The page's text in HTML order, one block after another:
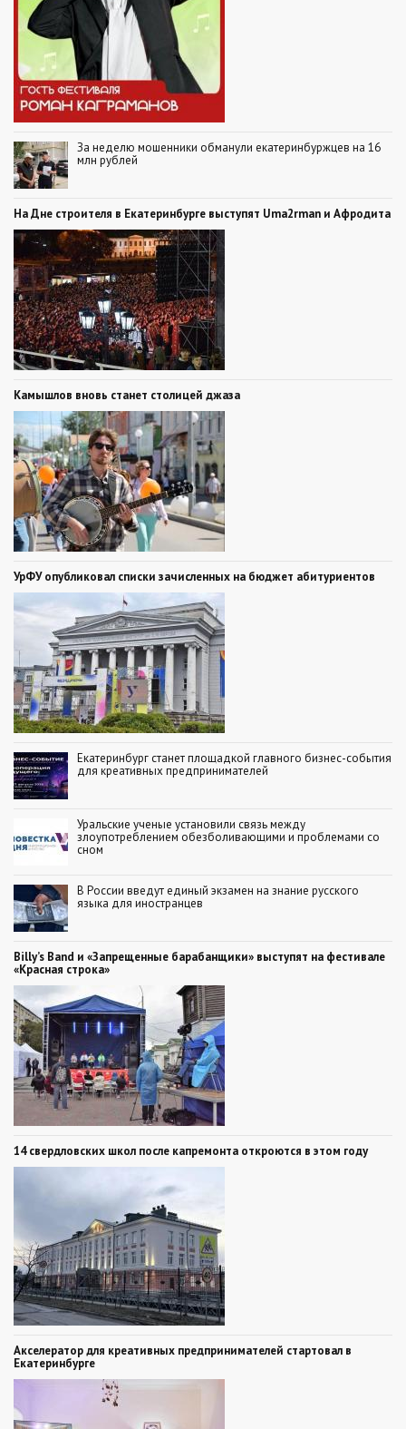
За неделю мошенники обманули екатеринбуржцев на 16
млн рублей
На Дне строителя в Екатеринбурге выступят Uma2rman и Афродита
Камышлов вновь станет столицей джаза
УрФУ опубликовал списки зачисленных на бюджет абитуриентов
Екатеринбург станет площадкой главного бизнес-события
для креативных предпринимателей
Уральские ученые установили связь между
злоупотреблением обезболивающими и проблемами со
сном
В России введут единый экзамен на знание русского
языка для иностранцев
Billy’s Band и «Запрещенные барабанщики» выступят на фестивале
«Красная строка»
14 свердловских школ после капремонта откроются в этом году
Акселератор для креативных предпринимателей стартовал в
Екатеринбурге